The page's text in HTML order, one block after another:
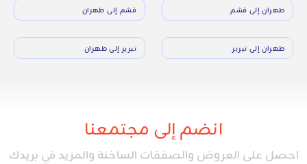
طهران إلى قشم قشم إلى طهران
طهران إلى تبريز تبريز إلى طهران
انضم إلى مجتمعنا
احصل على العروض والصفقات الساخنة والمزيد في بريدك